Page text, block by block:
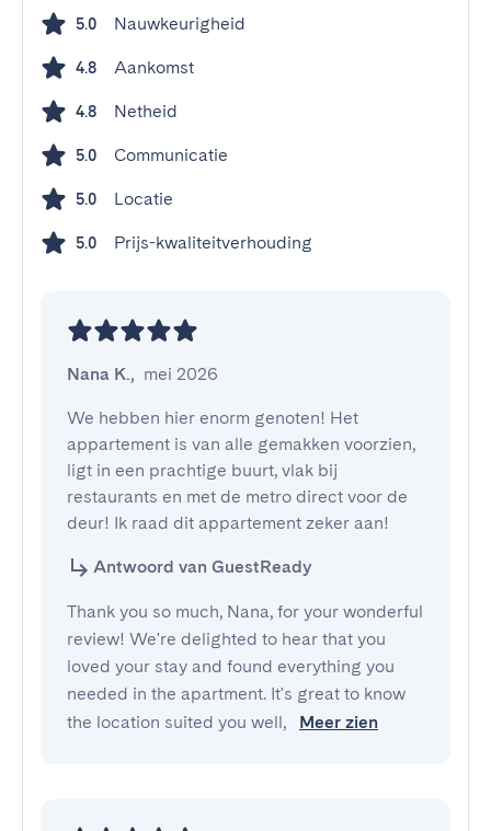
5.0 Nauwkeurigheid
4.8 Aankomst
4.8 Netheid
5.0 Communicatie
5.0 Locatie
5.0 Prijs-kwaliteitverhouding
Nana K., mei 2026
We hebben hier enorm genoten! Het
appartement is van alle gemakken voorzien,
ligt in een prachtige buurt, vlak bij
restaurants en met de metro direct voor de
deur! Ik raad dit appartement zeker aan!
Antwoord van GuestReady
Thank you so much, Nana, for your wonderful
review! We're delighted to hear that you
loved your stay and found everything you
needed in the apartment. It's great to know
the location suited you well,
Meer zien